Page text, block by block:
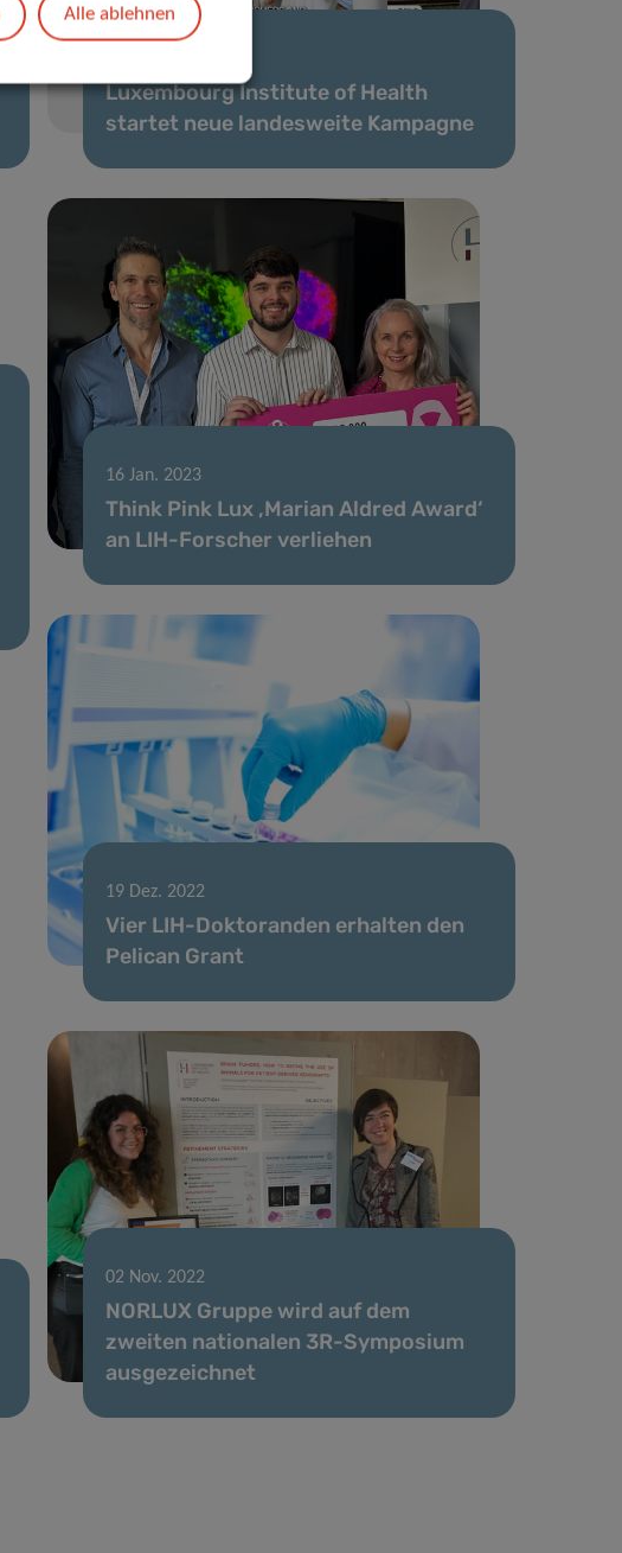
Luxembourg Institute of Health
startet neue landesweite Kampagne
16 Jan. 2023
Think Pink Lux ‚Marian Aldred Award‘
an LIH-Forscher verliehen
19 Dez. 2022
Vier LIH-Doktoranden erhalten den
Pelican Grant
02 Nov. 2022
NORLUX Gruppe wird auf dem
zweiten nationalen 3R-Symposium
ausgezeichnet
Alle ablehnen